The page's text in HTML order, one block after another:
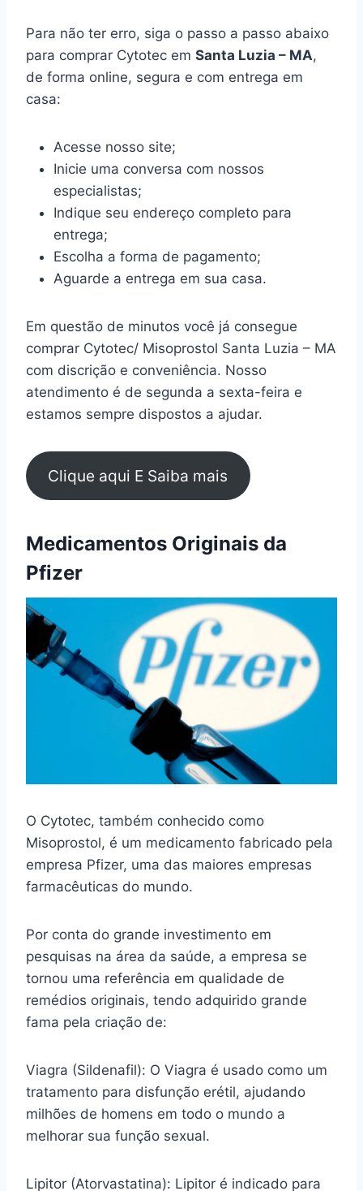
Para não ter erro, siga o passo a passo abaixo
para comprar Cytotec em Santa Luzia – MA,
de forma online, segura e com entrega em
casa:
Acesse nosso site;
Inicie uma conversa com nossos
especialistas;
Indique seu endereço completo para
entrega;
Escolha a forma de pagamento;
Aguarde a entrega em sua casa.
Em questão de minutos você já consegue
comprar Cytotec/ Misoprostol Santa Luzia – MA
com discrição e conveniência. Nosso
atendimento é de segunda a sexta-feira e
estamos sempre dispostos a ajudar.
Clique aqui E Saiba mais
Medicamentos Originais da
Pfizer
O Cytotec, também conhecido como
Misoprostol, é um medicamento fabricado pela
empresa Pfizer, uma das maiores empresas
farmacêuticas do mundo.
Por conta do grande investimento em
pesquisas na área da saúde, a empresa se
tornou uma referência em qualidade de
remédios originais, tendo adquirido grande
fama pela criação de:
Viagra (Sildenafil): O Viagra é usado como um
tratamento para disfunção erétil, ajudando
milhões de homens em todo o mundo a
melhorar sua função sexual.
Lipitor (Atorvastatina): Lipitor é indicado para